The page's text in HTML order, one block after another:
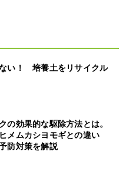
い！ 培養土をリサイクル
の効果的な駆除方法とは。
メムカシヨモギとの違い
防対策を解説